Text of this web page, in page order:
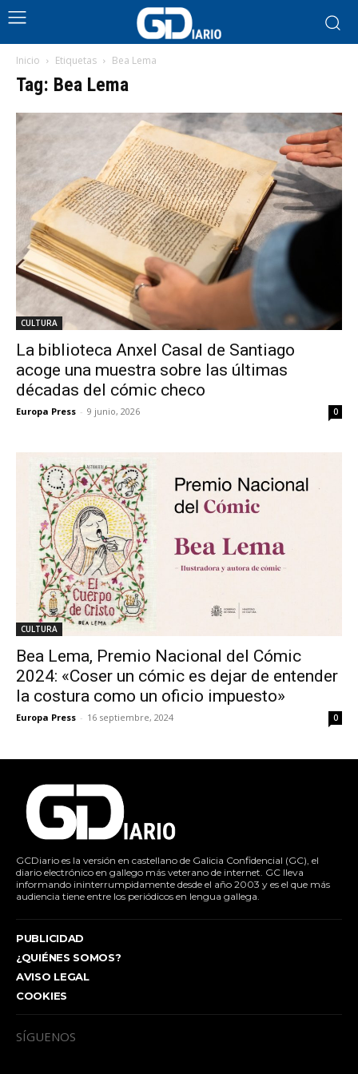
Inicio Etiquetas Bea Lema
Tag: Bea Lema
CULTURA
La biblioteca Anxel Casal de Santiago
acoge una muestra sobre las últimas
décadas del cómic checo
Europa Press - 9 junio, 2026 0
CULTURA
Bea Lema, Premio Nacional del Cómic
2024: «Coser un cómic es dejar de entender
la costura como un oficio impuesto»
Europa Press - 16 septiembre, 2024 0
GCDiario es la versión en castellano de Galicia Confidencial (GC), el
diario electrónico en gallego más veterano de internet. GC lleva
informando ininterrumpidamente desde el año 2003 y es el que más
audiencia tiene entre los periódicos en lengua gallega.
PUBLICIDAD
¿QUIÉNES SOMOS?
AVISO LEGAL
COOKIES
SÍGUENOS